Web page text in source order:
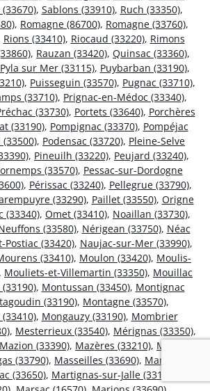
, Sablons (33910), Ruch (33350),
, Romagne (86700), Romagne (33760),
Rions (33410), Riocaud (33220), Rimons
, Rauzan (33420), Quinsac (33360),
Pyla sur Mer (33115), Puybarban (33190),
, Puisseguin (33570), Pugnac (33710),
(33710), Prignac-en-Médoc (33340),
(33730), Portets (33640), Porchères
(33190), Pompignac (33370), Pompéjac
, Podensac (33720), Pleine-Selve
, Pineuilh (33220), Peujard (33240),
(33570), Pessac-sur-Dordogne
, Périssac (33240), Pellegrue (33790),
(33290), Paillet (33550), Origne
(33340), Omet (33410), Noaillan (33730),
(33580), Nérigean (33750), Néac
Postiac (33420), Naujac-sur-Mer (33990),
(33410), Moulon (33420), Moulis-
, Mouliets-et-Villemartin (33350), Mouillac
, Montussan (33450), Montignac
(33190), Montagne (33570),
, Mongauzy (33190), Mombrier
, Mesterrieux (33540), Mérignas (33350),
Mazion (33390), Mazères (33210), Mauriac
(33790), Masseilles (33690), Martres
(33650), Martignas-sur-Jalle (33127)